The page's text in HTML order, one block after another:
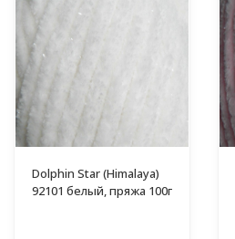
Dolphin Star (Himalaya)
92101 белый, пряжа 100г